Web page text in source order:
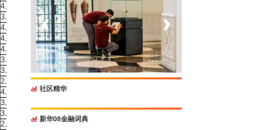
4.1967% -1.33
3.15
3.8482% -2.18
1.41
4.0391% -0.09
1.22
4.1399% -0.71
2.34
4.0182% 0.27
2.39
3.7920% 1.88
2.16
3.4295% 1.64
2.43
2.6876% -20.74
0.528
4.1298% -11.02
3.3469%
3.1553%
2.8271% -86.34
坐上火车看老挝
‹ ›
社区精华
新华08金融词典